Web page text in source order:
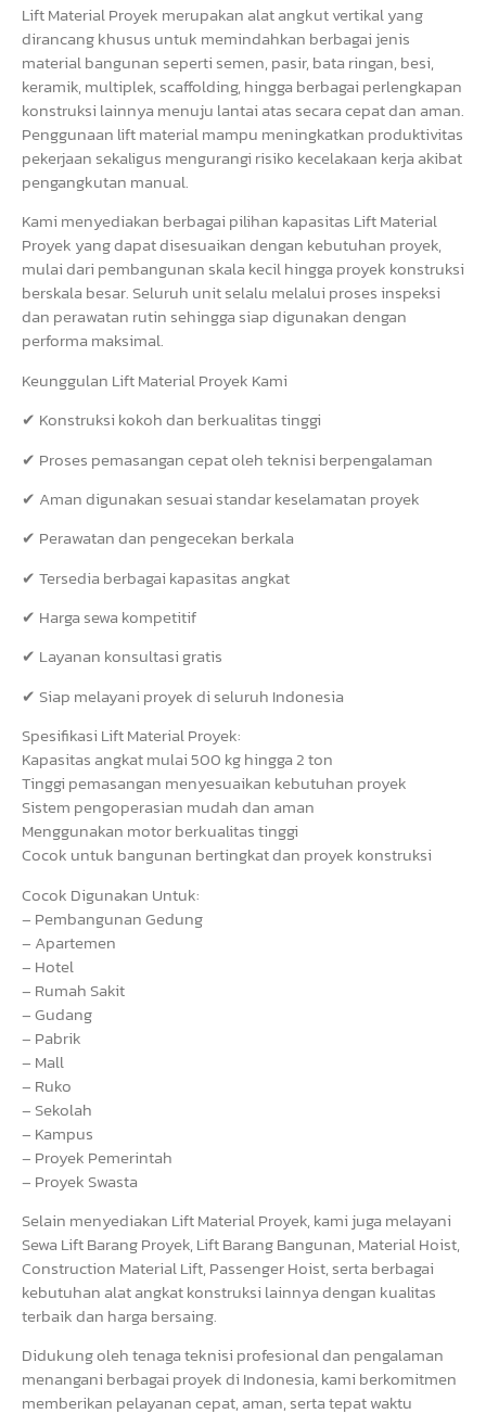
Lift Material Proyek merupakan alat angkut vertikal yang
dirancang khusus untuk memindahkan berbagai jenis
material bangunan seperti semen, pasir, bata ringan, besi,
keramik, multiplek, scaffolding, hingga berbagai perlengkapan
konstruksi lainnya menuju lantai atas secara cepat dan aman.
Penggunaan lift material mampu meningkatkan produktivitas
pekerjaan sekaligus mengurangi risiko kecelakaan kerja akibat
pengangkutan manual.
Kami menyediakan berbagai pilihan kapasitas Lift Material
Proyek yang dapat disesuaikan dengan kebutuhan proyek,
mulai dari pembangunan skala kecil hingga proyek konstruksi
berskala besar. Seluruh unit selalu melalui proses inspeksi
dan perawatan rutin sehingga siap digunakan dengan
performa maksimal.
Keunggulan Lift Material Proyek Kami
✔ Konstruksi kokoh dan berkualitas tinggi
✔ Proses pemasangan cepat oleh teknisi berpengalaman
✔ Aman digunakan sesuai standar keselamatan proyek
✔ Perawatan dan pengecekan berkala
✔ Tersedia berbagai kapasitas angkat
✔ Harga sewa kompetitif
✔ Layanan konsultasi gratis
✔ Siap melayani proyek di seluruh Indonesia
Spesifikasi Lift Material Proyek:
Kapasitas angkat mulai 500 kg hingga 2 ton
Tinggi pemasangan menyesuaikan kebutuhan proyek
Sistem pengoperasian mudah dan aman
Menggunakan motor berkualitas tinggi
Cocok untuk bangunan bertingkat dan proyek konstruksi
Cocok Digunakan Untuk:
– Pembangunan Gedung
– Apartemen
– Hotel
– Rumah Sakit
– Gudang
– Pabrik
– Mall
– Ruko
– Sekolah
– Kampus
– Proyek Pemerintah
– Proyek Swasta
Selain menyediakan Lift Material Proyek, kami juga melayani
Sewa Lift Barang Proyek, Lift Barang Bangunan, Material Hoist,
Construction Material Lift, Passenger Hoist, serta berbagai
kebutuhan alat angkat konstruksi lainnya dengan kualitas
terbaik dan harga bersaing.
Didukung oleh tenaga teknisi profesional dan pengalaman
menangani berbagai proyek di Indonesia, kami berkomitmen
memberikan pelayanan cepat, aman, serta tepat waktu